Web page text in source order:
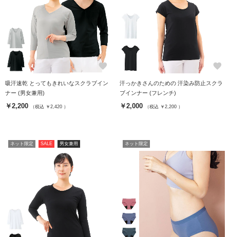
favorite
吸汗速乾 とってもきれいなスクラブイン
ナー (男女兼用)
￥2,200 （税込 ￥2,420 ）
favorite
汗っかきさんのための 汗染み防止スクラ
ブインナー (フレンチ)
￥2,000 （税込 ￥2,200 ）
ネット限定 SALE 男女兼用 ネット限定